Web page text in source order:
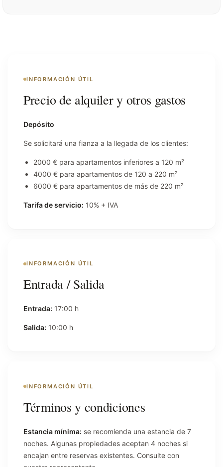
INFORMACIÓN ÚTIL
Precio de alquiler y otros gastos
Depósito
Se solicitará una fianza a la llegada de los clientes:
2000 € para apartamentos inferiores a 120 m²
4000 € para apartamentos de 120 a 220 m²
6000 € para apartamentos de más de 220 m²
Tarifa de servicio: 10% + IVA
INFORMACIÓN ÚTIL
Entrada / Salida
Entrada: 17:00 h
Salida: 10:00 h
INFORMACIÓN ÚTIL
Términos y condiciones
Estancia mínima: se recomienda una estancia de 7
noches. Algunas propiedades aceptan 4 noches si
encajan entre reservas existentes. Consulte con